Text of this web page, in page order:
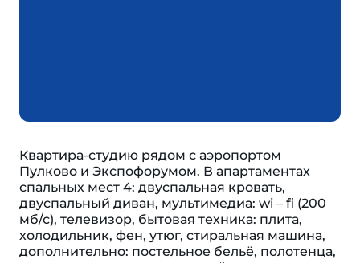
Квартира-студию рядом с аэропортом
Пулково и Экспофорумом. В апартаментах
спальных мест 4: двуспальная кровать,
двуспальный диван, мультимедиа: wi – fi (200
мб/с), телевизор, бытовая техника: плита,
холодильник, фен, утюг, стиральная машина,
дополнительно: постельное бельё, полотенца,